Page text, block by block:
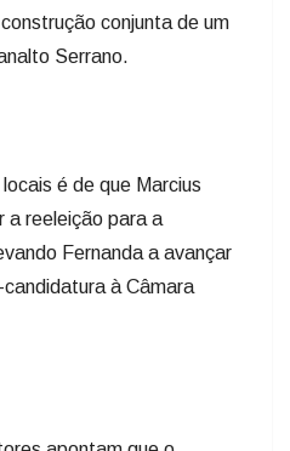
conjunta de um
Serrano.
é de que Marcius
a reeleição para a
Fernanda a avançar
à Câmara